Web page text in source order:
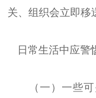
关、组织会立即移
日常生活中应警
（ 一 ） 一些